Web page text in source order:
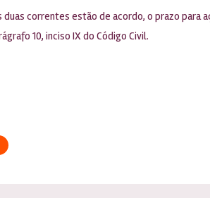
duas correntes estão de acordo, o prazo para
10, inciso IX do Código Civil.